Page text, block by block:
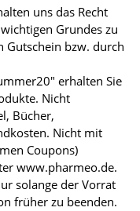
uns das Recht
Grundes zu
Gutschein bzw. durch
erhalten Sie
Nicht
Bücher,
Nicht mit
Coupons)
www.pharmeo.de.
solange der Vorrat
früher zu beenden.